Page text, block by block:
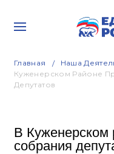
Главная Наша
Куженерском Районе
Депутатов
В Куженерском
собрания